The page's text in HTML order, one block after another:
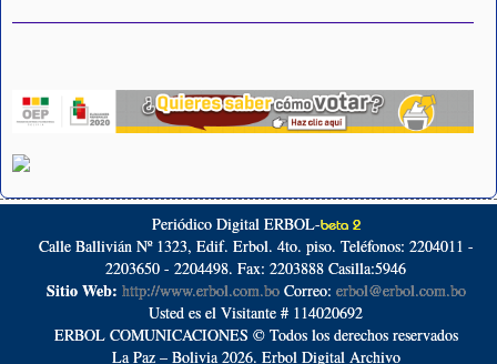
Periódico Digital ERBOL-beta 2
Calle Ballivián Nº 1323, Edif. Erbol. 4to. piso. Teléfonos: 2204011 -
2203650 - 2204498. Fax: 2203888 Casilla:5946
Sitio Web: http://www.erbol.com.boCorreo: erbol@erbol.com.bo
Usted es el Visitante # 114020692
ERBOL COMUNICACIONES © Todos los derechos reservados
La Paz – Bolivia 2026. Erbol Digital Archivo